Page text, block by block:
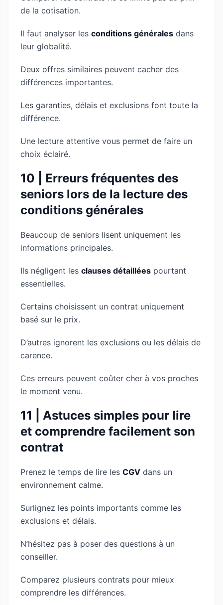
de la cotisation.
Il faut analyser les conditions générales dans
leur globalité.
Deux offres similaires peuvent cacher des
différences importantes.
Les garanties, délais et exclusions font toute la
différence.
Une lecture attentive vous permet de faire un
choix éclairé.
10 | Erreurs fréquentes des
seniors lors de la lecture des
conditions générales
Beaucoup de seniors lisent uniquement les
informations principales.
Ils négligent les clauses détaillées pourtant
essentielles.
Certains choisissent un contrat uniquement
basé sur le prix.
D’autres ignorent les exclusions ou les délais de
carence.
Ces erreurs peuvent coûter cher à vos proches
le moment venu.
11 | Astuces simples pour lire
et comprendre facilement son
contrat
Prenez le temps de lire les CGV dans un
environnement calme.
Surlignez les points importants comme les
exclusions et délais.
N’hésitez pas à poser des questions à un
conseiller.
Comparez plusieurs contrats pour mieux
comprendre les différences.